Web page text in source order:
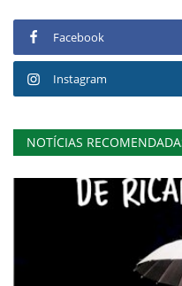
Facebook
Instagram
NOTÍCIAS